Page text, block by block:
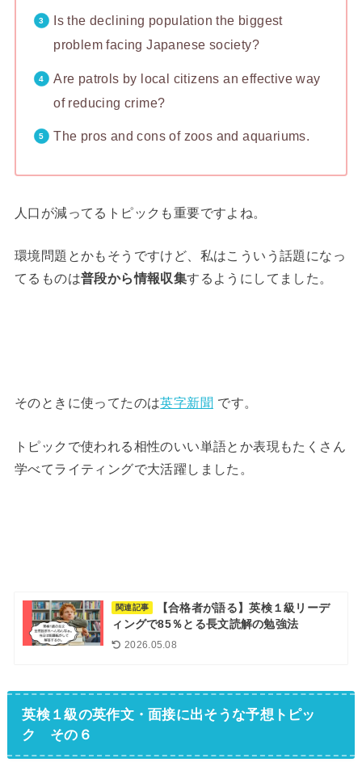
Is the declining population the biggest
problem facing Japanese society?
Are patrols by local citizens an effective way
of reducing crime?
The pros and cons of zoos and aquariums.
人口が減ってるトピックも重要ですよね。
環境問題とかもそうですけど、私はこういう話題になっ
てるものは普段から情報収集するようにしてました。
そのときに使ってたのは英字新聞 です。
トピックで使われる相性のいい単語とか表現もたくさん
学べてライティングで大活躍しました。
関連記事
【合格者が語る】英検１級リーデ
ィングで85％とる長文読解の勉強法
2026.05.08
英検１級の英作文・面接に出そうな予想トピッ
ク その６